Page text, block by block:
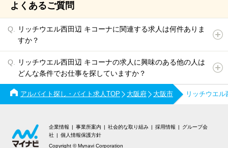
よくあるご質問
リッチウエル西田辺 キコーナに関連する求人は何件ありま
すか？
リッチウエル西田辺 キコーナの求人に興味のある他の人は
どんな条件でお仕事を探していますか？
アルバイト探し・バイト求人TOP 大阪府 大阪市 リッチウエ
企業情報 事業所案内 社会的な取り組み 採用情報
グループ会
社
個人情報保護方針
Copyright © Mynavi Corporation